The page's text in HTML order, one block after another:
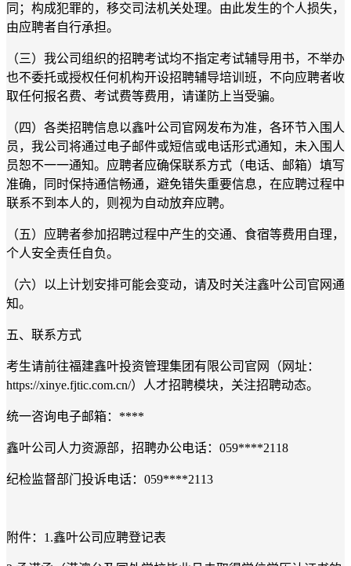
同；构成犯罪的，移交司法机关处理。由此发生的个人损失，
由应聘者自行承担。
（三）我公司组织的招聘考试均不指定考试辅导用书，不举办
也不委托或授权任何机构开设招聘辅导培训班，不向应聘者收
取任何报名费、考试费等费用，请谨防上当受骗。
（四）各类招聘信息以鑫叶公司 官网发布为准，各环节入围人
员，我公司将通过电子邮件或短信或电话形式通知，未入围人
员恕不一一通知。应聘者应确保联系方式（电话、邮箱）填写
准确，同时保持通信畅通，避免错失重要信息，在应聘过程中
联系不到本人的，则视为自动放弃应聘。
（五） 应聘者参加招聘过程中产生的交通、食宿等费用自理，
个人安全责任自负。
（六）以上计划安排可能会变动，请及时关注鑫叶公司 官网通
知。
五、联系方式
考生请前往福建鑫叶投资管理集团有限公司官网（网址：
https://xinye.fjtic.com.cn/）人才招聘模块，关注招聘动态。
统一咨询电子邮箱： ****
鑫叶公司人力资源部，招聘办公电话： 059****2118
纪检监督部门投诉电话： 059****2113
附件： 1.鑫叶公司 应聘登记表